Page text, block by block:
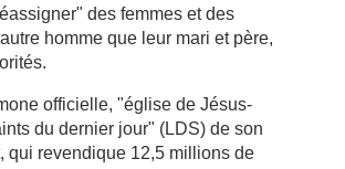
des femmes et des
homme que leur mari et père,
officielle, "église de Jésus-
du dernier jour" (LDS) de son
qui revendique 12,5 millions de